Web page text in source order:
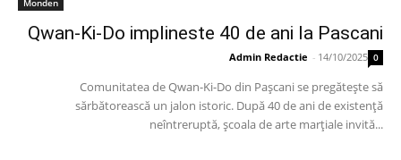
Monden
Qwan-Ki-Do implineste 40 de ani la Pascani
Admin Redactie - 14/10/2025 0
Comunitatea de Qwan-Ki-Do din Pașcani se pregătește să
sărbătorească un jalon istoric. După 40 de ani de existență
neîntreruptă, școala de arte marțiale invită...